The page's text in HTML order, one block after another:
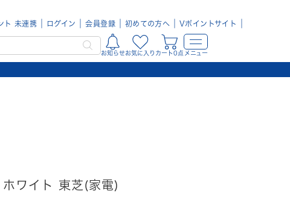
ト 未連携 ログイン 会員登録 初めての方へ Vポイントサイト
お知らせお気に入り カート0点 メニュー
ワイト 東芝(家電)